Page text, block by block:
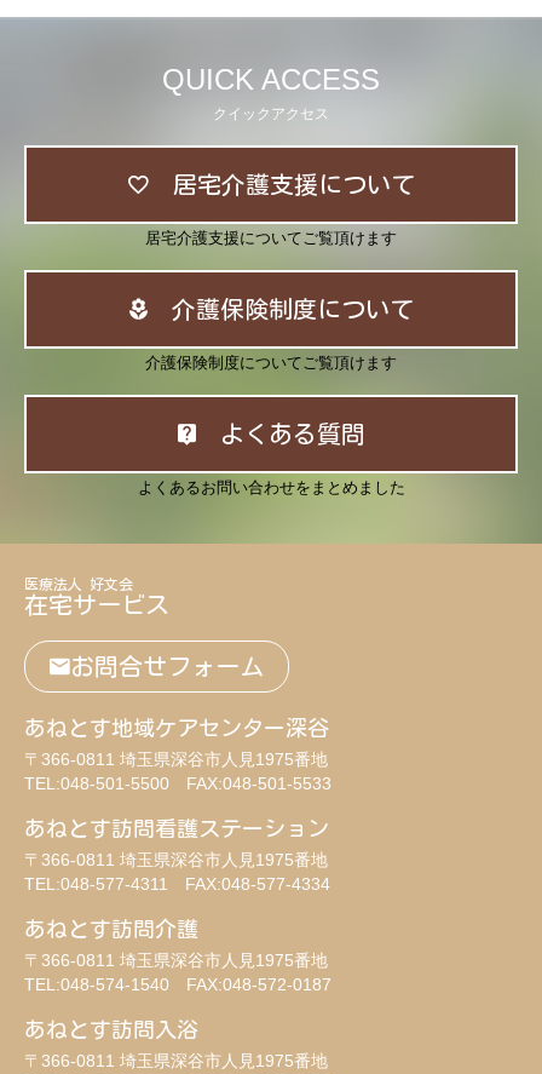
QUICK ACCESS
クイックアクセス
居宅介護支援について
居宅介護支援についてご覧頂けます
介護保険制度について
介護保険制度についてご覧頂けます
よくある質問
よくあるお問い合わせをまとめました
医療法人 好文会
在宅サービス
お問合せフォーム
あねとす地域ケアセンター深谷
〒366-0811 埼玉県深谷市人見1975番地
TEL:048-501-5500 FAX:048-501-5533
あねとす訪問看護ステーション
〒366-0811 埼玉県深谷市人見1975番地
TEL:048-577-4311 FAX:048-577-4334
あねとす訪問介護
〒366-0811 埼玉県深谷市人見1975番地
TEL:048-574-1540 FAX:048-572-0187
あねとす訪問入浴
〒366-0811 埼玉県深谷市人見1975番地